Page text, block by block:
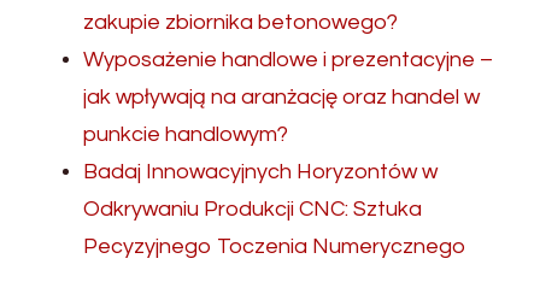
zakupie zbiornika betonowego?
Wyposażenie handlowe i prezentacyjne –
jak wpływają na aranżację oraz handel w
punkcie handlowym?
Badaj Innowacyjnych Horyzontów w
Odkrywaniu Produkcji CNC: Sztuka
Pecyzyjnego Toczenia Numerycznego